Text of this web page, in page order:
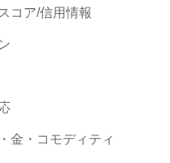
コア/信用情報
金・コモディティ